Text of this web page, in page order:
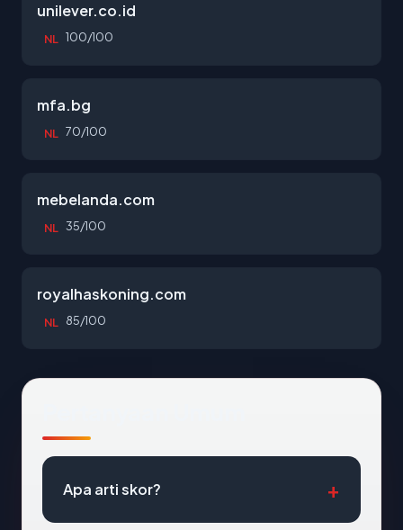
unilever.co.id
NL 100/100
mfa.bg
NL 70/100
mebelanda.com
NL 35/100
royalhaskoning.com
NL 85/100
Apa arti skor?